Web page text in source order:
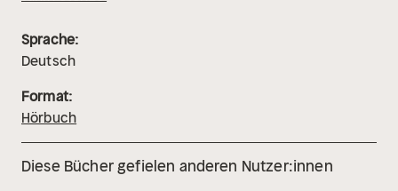
Sprache:
Deutsch
Format:
Hörbuch
Diese Bücher gefielen anderen Nutzer:innen